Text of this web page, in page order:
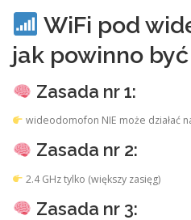
WiFi pod
jak powinno
Zasada nr 1:
wideodomofon NIE może działać
Zasada nr 2:
2.4 GHz tylko (większy zasięg)
Zasada nr 3: